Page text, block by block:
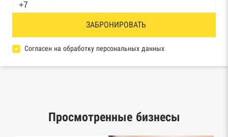
Реестр товарных знаков и знаков обслуживания
База исполнительного производства
Реестры лицензий: Росалкоголь,
Росздравнадзор, Рособрнадзор, Роскомнадзор,
ЗАБРОНИРОВАТЬ
Согласен на обработку персональных данных
Просмотренные бизнесы